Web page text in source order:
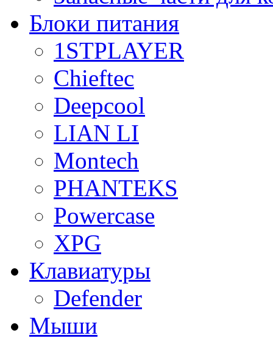
Блоки питания
1STPLAYER
Chieftec
Deepcool
LIAN LI
Montech
PHANTEKS
Powercase
XPG
Клавиатуры
Defender
Мыши